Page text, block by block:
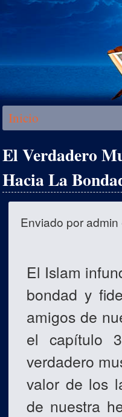
Se encuentra usted aquí
Inicio
El Verdadero
Hacia La
Enviado poradmin
El Islam
bondad y
amigos de
el capítulo
verdadero
valor de los
de nuestra